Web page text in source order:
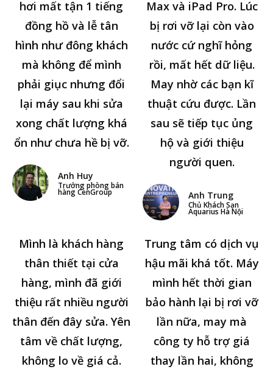
hơi mất tận 1 tiếng
đồng hồ và lễ tân
hình như đông khách
mà không để mình
phải giục nhưng đổi
lại máy sau khi sửa
xong chất lượng khá
ổn như chưa hề bị vỡ.
Anh Huy
Trưởng phòng bán
hàng CenGroup
Max và iPad Pro. Lúc
bị rơi vỡ lại còn vào
nước cứ nghĩ hỏng
rồi, mất hết dữ liệu.
May nhờ các bạn kĩ
thuật cứu được. Lần
sau sẽ tiếp tục ủng
hộ và giới thiệu
người quen.
Anh Trung
Chủ Khách Sạn
Aquarius Hà Nội
Mình là khách hàng
thân thiết tại cửa
hàng, mình đã giới
thiệu rất nhiều người
thân đến đây sửa. Yên
tâm về chất lượng,
không lo về giá cả.
Trung tâm có dịch vụ
hậu mãi khá tốt. Máy
mình hết thời gian
bảo hành lại bị rơi vỡ
lần nữa, may mà
công ty hỗ trợ giá
thay lần hai, không